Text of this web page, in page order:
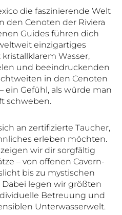
die faszinierende Welt
den Cenoten der Riviera
Guides führen dich
einzigartiges
Wasser,
und beeindruckenden
in den Cenoten
ein Gefühl, als würde man
schweben.
an zertifizierte Taucher,
erleben möchten.
wir dir sorgfältig
– von offenen Cavern-
bis zu mystischen
Dabei legen wir größten
Betreuung und
Unterwasserwelt.